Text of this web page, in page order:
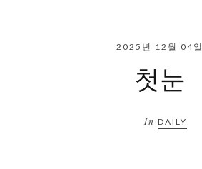
2025년 12월 04일
첫눈
In DAILY